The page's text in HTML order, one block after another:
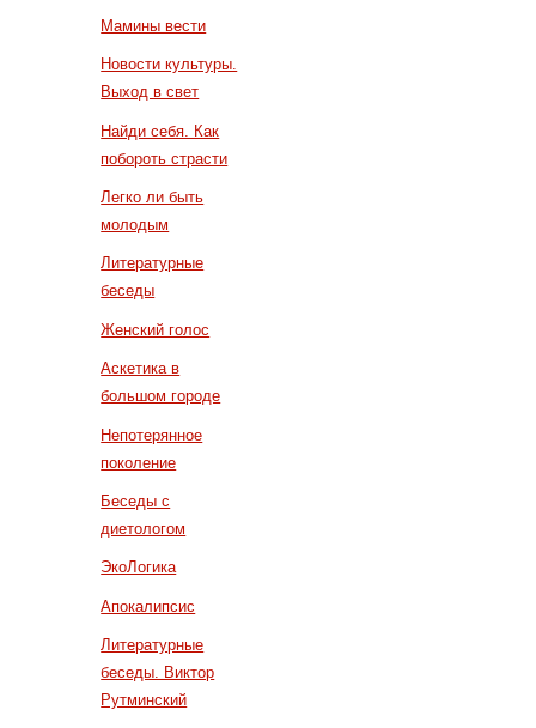
Мамины вести
Новости культуры.
Выход в свет
Найди себя. Как
побороть страсти
Легко ли быть
молодым
Литературные
беседы
Женский голос
Аскетика в
большом городе
Непотерянное
поколение
Беседы с
диетологом
ЭкоЛогика
Апокалипсис
Литературные
беседы. Виктор
Рутминский